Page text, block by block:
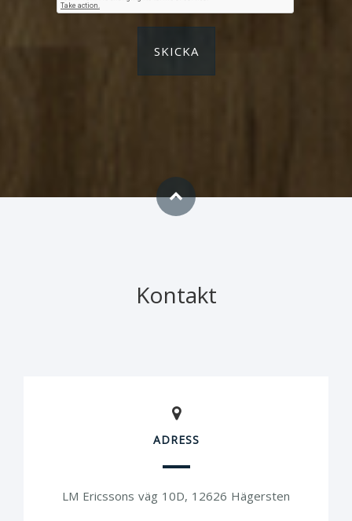
Kontakt
ADRESS
LM Ericssons väg 10D, 12626 Hägersten